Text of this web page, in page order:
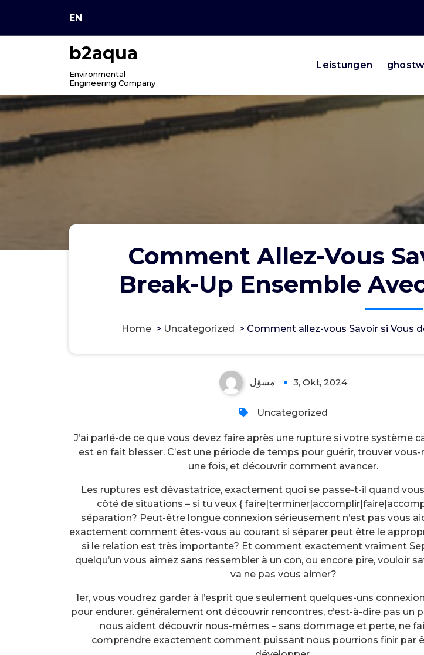
content
EN
b2aqua
Environmental
Engineering Company
Leistungen
Comment Allez-Vous
Break-Up Ensemble
Home > Uncategorized > Comment allez-vous Savoir si Vous
مسؤل 3, Okt, 2024
Uncategorized
J’ai parlé-de ce que vous devez faire après une rupture si votre système
est en fait blesser. C’est une période de temps pour guérir, trouver
une fois, et découvrir comment avancer.
Les ruptures est dévastatrice, exactement quoi se passe-t-il quand vous
côté de situations – si tu veux {
séparation? Peut-être longue connexion sérieusement n’est pas vous
exactement comment êtes-vous au courant si séparer peut être le
si le relation est très importante? Et comment exactement vraiment
quelqu’un vous aimez sans ressembler à un con, ou encore pire, vouloir
va ne pas vous aimer?
1er, vous voudrez garder à l’esprit que seulement quelques-uns
pour endurer. généralement ont découvrir rencontres, c’est-à-dire pas un
nous aident découvrir nous-mêmes – sans dommage et perte, ne
comprendre exactement comment puissant nous pourrions finir par